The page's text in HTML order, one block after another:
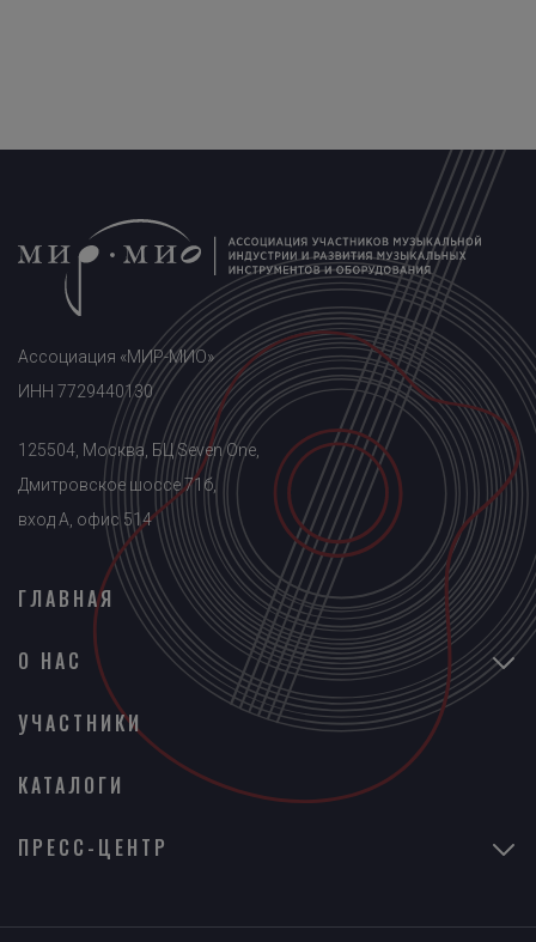
Ассоциация «МИР-МИО»
ИНН 7729440130
125504, Москва, БЦ Seven One,
Дмитровское шоссе 71б,
вход A, офис 514
ГЛАВНАЯ
О НАС
УЧАСТНИКИ
КАТАЛОГИ
ПРЕСС-ЦЕНТР